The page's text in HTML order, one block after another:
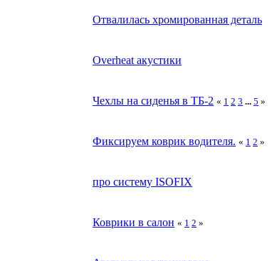
Отвалилась хромированная деталь
Overheat акустики
Чехлы на сиденья в ТБ-2 « 1 2 3 ... 5 »
Фиксируем коврик водителя. « 1 2 »
про систему ISOFIX
Коврики в салон « 1 2 »